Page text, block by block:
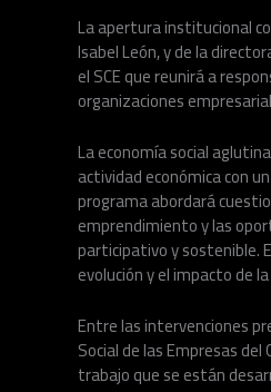
La apertura institucional
Isabel León, y de la
el SCE que reunirá a
organizaciones
La economía social
actividad económica con
programa abordará
emprendimiento y las
participativo y sostenible.
evolución y el impacto de
Entre las intervenciones
Social de las Empresas
trabajo que se están